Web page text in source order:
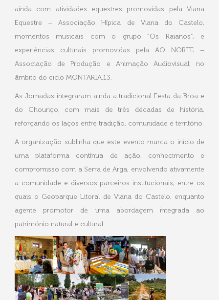
ainda com atividades equestres promovidas pela Viana
Equestre – Associação Hípica de Viana do Castelo,
momentos musicais com o grupo “Os Raianos”, e
experiências culturais promovidas pela AO NORTE –
Associação de Produção e Animação Audiovisual, no
âmbito do ciclo MONTARIA.13.
As Jornadas integraram ainda a tradicional Festa da Broa e
do Chouriço, com mais de três décadas de história,
reforçando os laços entre tradição, comunidade e território.
A organização sublinha que este evento marca o início de
uma plataforma contínua de ação, conhecimento e
compromisso com a Serra de Arga, envolvendo ativamente
a comunidade e diversos parceiros institucionais, entre os
quais o Geoparque Litoral de Viana do Castelo, enquanto
agente promotor de uma abordagem integrada ao
património natural e cultural.